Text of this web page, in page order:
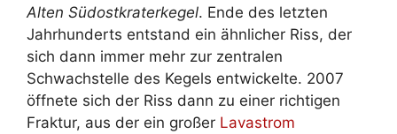
Alten Südostkraterkegel. Ende des letzten
Jahrhunderts entstand ein ähnlicher Riss, der
sich dann immer mehr zur zentralen
Schwachstelle des Kegels entwickelte. 2007
öffnete sich der Riss dann zu einer richtigen
Fraktur, aus der ein großer Lavastrom